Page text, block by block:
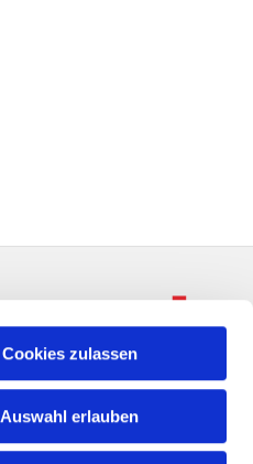
Cookies zulassen
Auswahl erlauben